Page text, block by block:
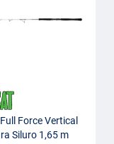
Force Vertical
Siluro 1,65 m